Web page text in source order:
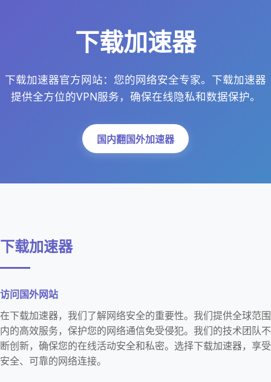
下载加速器
下载加速器官方网站：您的网络安全专家。下载加速器
提供全方位的VPN服务，确保在线隐私和数据保护。
国内翻国外加速器
下载加速器
访问国外网站
在下载加速器，我们了解网络安全的重要性。我们提供全球范围
内的高效服务，保护您的网络通信免受侵犯。我们的技术团队不
断创新，确保您的在线活动安全和私密。选择下载加速器，享受
安全、可靠的网络连接。